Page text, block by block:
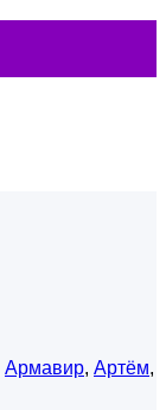
Армавир, Артём,